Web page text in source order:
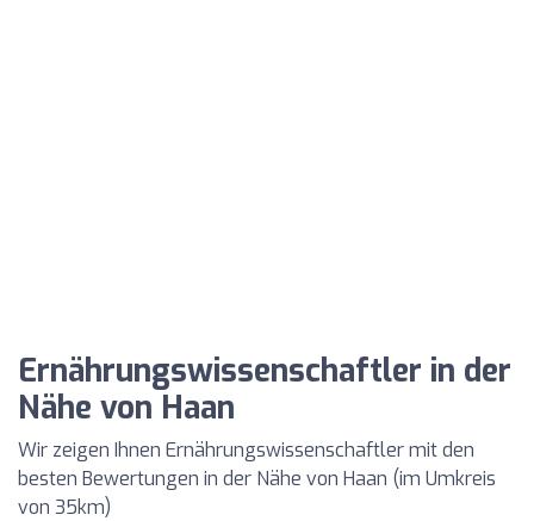
Ernährungswissenschaftler in der
Nähe von Haan
Wir zeigen Ihnen Ernährungswissenschaftler mit den
besten Bewertungen in der Nähe von Haan (im Umkreis
von 35km)